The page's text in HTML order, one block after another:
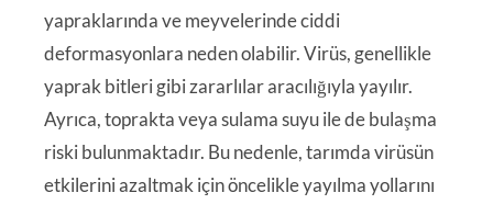
yapraklarında ve meyvelerinde ciddi
deformasyonlara neden olabilir. Virüs, genellikle
yaprak bitleri gibi zararlılar aracılığıyla yayılır.
Ayrıca, toprakta veya sulama suyu ile de bulaşma
riski bulunmaktadır. Bu nedenle, tarımda virüsün
etkilerini azaltmak için öncelikle yayılma yollarını